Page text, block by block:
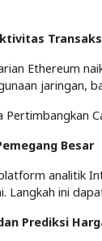
Ethereum
jaringan,
Pertimbangkan
Besar
analitik
Langkah ini
Prediksi